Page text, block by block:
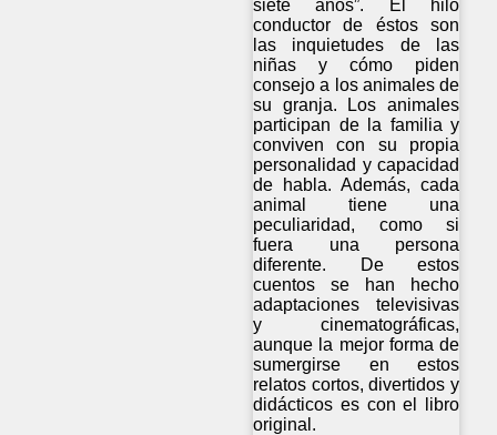
siete años”. El hilo
conductor de éstos son
las inquietudes de las
niñas y cómo piden
consejo a los animales de
su granja. Los animales
participan de la familia y
conviven con su propia
personalidad y capacidad
de habla. Además, cada
animal tiene una
peculiaridad, como si
fuera una persona
diferente. De estos
cuentos se han hecho
adaptaciones televisivas
y cinematográficas,
aunque la mejor forma de
sumergirse en estos
relatos cortos, divertidos y
didácticos es con el libro
original.